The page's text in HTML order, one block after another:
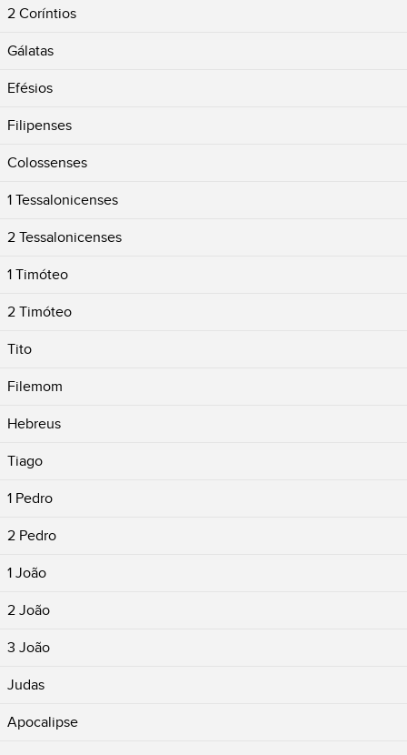
2 Coríntios
Gálatas
Efésios
Filipenses
Colossenses
1 Tessalonicenses
2 Tessalonicenses
1 Timóteo
2 Timóteo
Tito
Filemom
Hebreus
Tiago
1 Pedro
2 Pedro
1 João
2 João
3 João
Judas
Apocalipse